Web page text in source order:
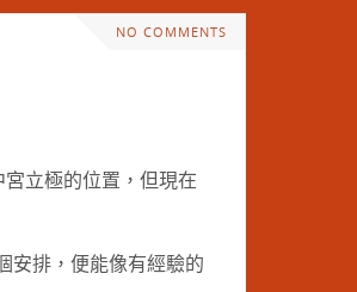
NO COMMENTS
立極的位置，但現在
安排，便能像有經驗的